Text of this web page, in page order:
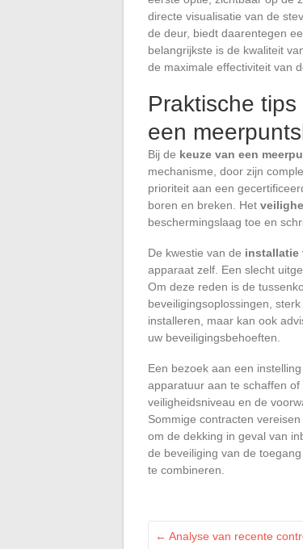
directe visualisatie van de
de deur, biedt daarentegen
belangrijkste is de kwaliteit
de maximale effectiviteit van
Praktische
een
Bij de keuze van een
mechanisme, door zijn
prioriteit aan een
boren en breken. Het
beschermingslaag toe en
De kwestie van de installatie
apparaat zelf. Een slecht
Om deze reden is de
beveiligingsoplossingen,
installeren, maar kan ook
uw beveiligingsbehoeften.
Een bezoek aan een
apparatuur aan te schaffen
veiligheidsniveau en de
Sommige contracten
om de dekking in geval van
de beveiliging van de
te combineren.
← Analyse van recente